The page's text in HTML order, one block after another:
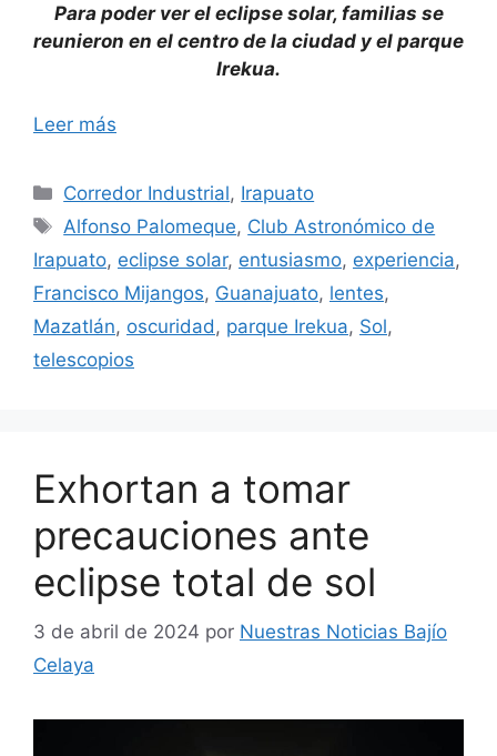
Para poder ver el eclipse solar, familias se
reunieron en el centro de la ciudad y el parque
Irekua.
Leer más
Categorías
Corredor Industrial, Irapuato
Etiquetas
Alfonso Palomeque, Club Astronómico de
Irapuato, eclipse solar, entusiasmo, experiencia,
Francisco Mijangos, Guanajuato, lentes,
Mazatlán, oscuridad, parque Irekua, Sol,
telescopios
Exhortan a tomar
precauciones ante
eclipse total de sol
3 de abril de 2024 por Nuestras Noticias Bajío
Celaya